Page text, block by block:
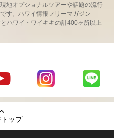
地オプショナルツアーや話題の流行
す。ハワイ情報フリーマガジン
ハワイ・ワイキキの計400ヶ所以上
ンネ
LaniLani
LaniLani
ップ